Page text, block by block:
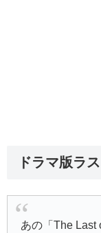
ドラマ版ラ
あの「The Last